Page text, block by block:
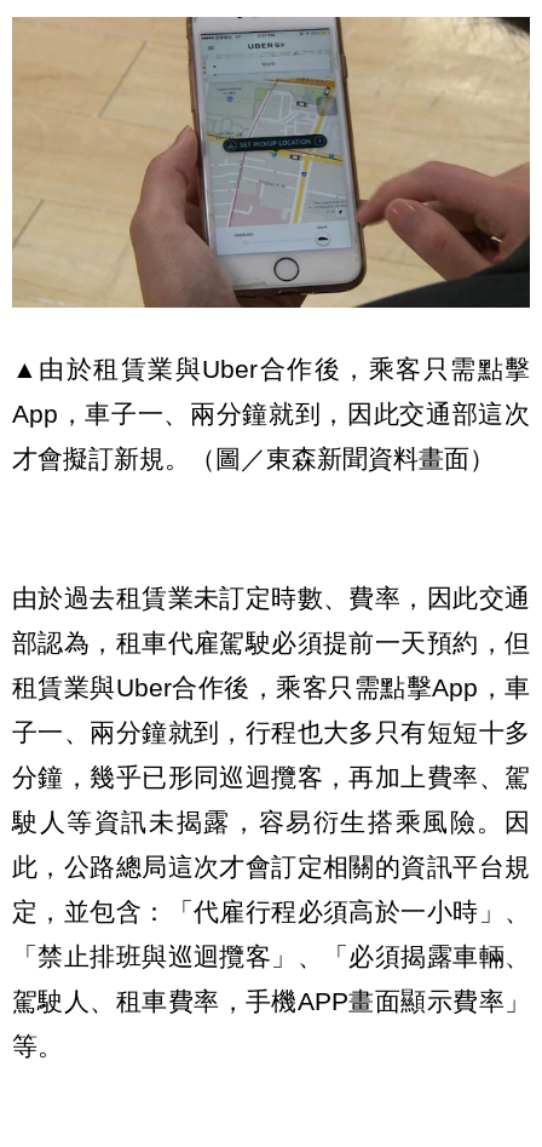
▲由於租賃業與Uber合作後，乘客只需點擊
App，車子一、兩分鐘就到，因此交通部這次
才會擬訂新規。（圖／東森新聞資料畫面）
由於過去租賃業未訂定時數、費率，因此交通
部認為，租車代雇駕駛必須提前一天預約，但
租賃業與Uber合作後，乘客只需點擊App，車
子一、兩分鐘就到，行程也大多只有短短十多
分鐘，幾乎已形同巡迴攬客，再加上費率、駕
駛人等資訊未揭露，容易衍生搭乘風險。因
此，公路總局這次才會訂定相關的資訊平台規
定，並包含：「代雇行程必須高於一小時」、
「禁止排班與巡迴攬客」、「必須揭露車輛、
駕駛人、租車費率，手機APP畫面顯示費率」
等。